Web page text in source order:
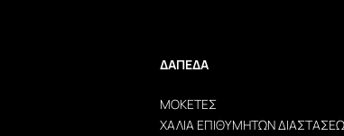
ΔΆΠΕΔΑ
ΜΟΚΈΤΕΣ
ΧΑΛΙΆ ΕΠΙΘΥΜΗΤΏΝ